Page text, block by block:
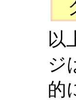
以
ジ
的